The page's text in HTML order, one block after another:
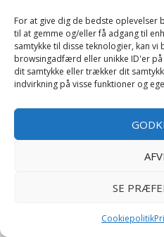
For at give dig de bedste oplevelser
til at gemme og/eller få adgang til
samtykke til disse teknologier, kan vi
browsingadfærd eller unikke ID'er
dit samtykke eller trækker dit
indvirkning på visse funktioner og
SE
Cookiepolitik
Regntøj
Rulleskøjter
Rygsæk